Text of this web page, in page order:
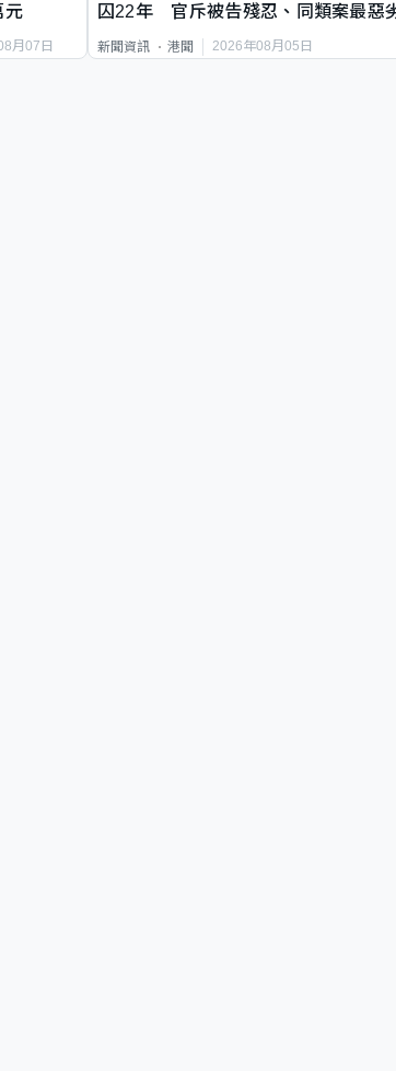
元
月07日
囚22年 官斥被告殘忍、同類案最惡
新聞資訊 港聞 2026年08月05日